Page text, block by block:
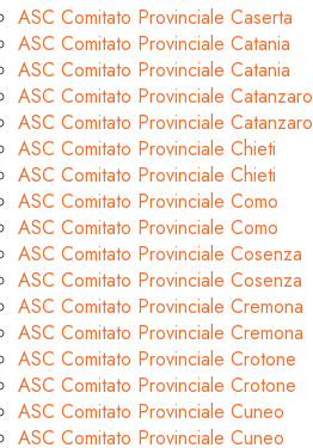
ASC Comitato Provinciale Caserta
ASC Comitato Provinciale Catania
ASC Comitato Provinciale Catania
ASC Comitato Provinciale Catanzaro
ASC Comitato Provinciale Catanzaro
ASC Comitato Provinciale Chieti
ASC Comitato Provinciale Chieti
ASC Comitato Provinciale Como
ASC Comitato Provinciale Como
ASC Comitato Provinciale Cosenza
ASC Comitato Provinciale Cosenza
ASC Comitato Provinciale Cremona
ASC Comitato Provinciale Cremona
ASC Comitato Provinciale Crotone
ASC Comitato Provinciale Crotone
ASC Comitato Provinciale Cuneo
ASC Comitato Provinciale Cuneo